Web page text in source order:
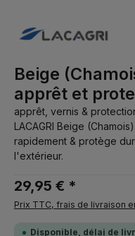
Beige
apprêt et
apprêt, vernis &
LACAGRI Beige
rapidement & protège
l'extérieur.
29,95 € *
Prix TTC, frais de livraison
Disponible, délai de